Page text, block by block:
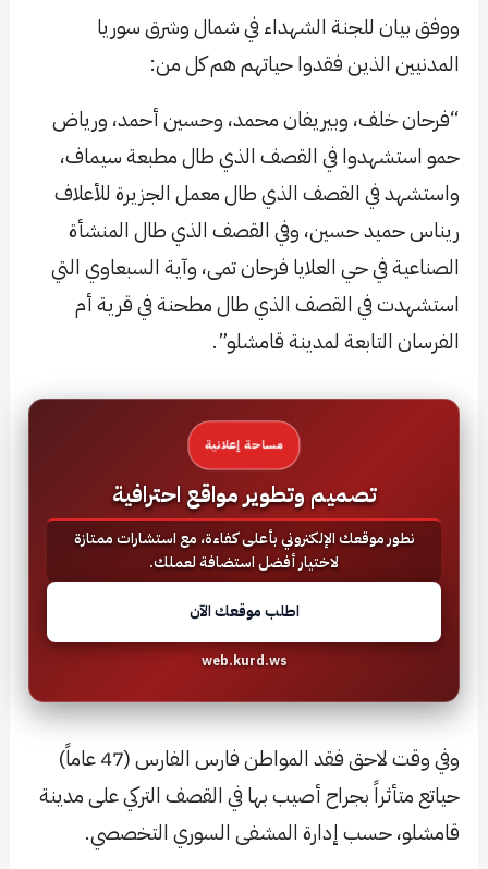
ووفق بيان للجنة الشهداء في شمال وشرق سوريا
المدنيين الذين فقدوا حياتهم هم كل من:
“فرحان خلف، وبيريفان محمد، وحسين أحمد، ورياض
حمو استشهدوا في القصف الذي طال مطبعة سيماف،
واستشهد في القصف الذي طال معمل الجزيرة للأعلاف
ريناس حميد حسين، وفي القصف الذي طال المنشأة
الصناعية في حي العلايا فرحان تمى، وآية السبعاوي التي
استشهدت في القصف الذي طال مطحنة في قرية أم
الفرسان التابعة لمدينة قامشلو”.
مساحة إعلانية
تصميم وتطوير مواقع احترافية
نطور موقعك الإلكتروني بأعلى كفاءة، مع استشارات ممتازة
لاختيار أفضل استضافة لعملك.
اطلب موقعك الآن
web.kurd.ws
وفي وقت لاحق فقد المواطن فارس الفارس (47 عاماً)
حياتع متأثراً بجراح أصيب بها في القصف التركي على مدينة
قامشلو، حسب إدارة المشفى السوري التخصصي.